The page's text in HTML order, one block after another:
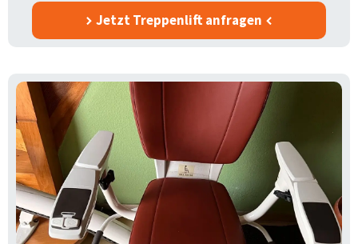
Jetzt Treppenlift anfragen